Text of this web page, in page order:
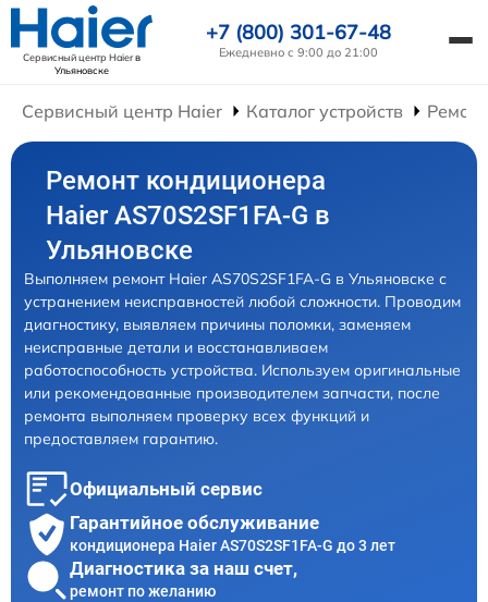
Сервисный центр Haierв
Ульяновске
+7 (800) 301-67-48
Ежедневно с 9:00 до 21:00
Сервисный центр Haier Каталог устройств
Ремонт кондиционера
Haier AS70S2SF1FA-G в
Ульяновске
Выполняем ремонт Haier AS70S2SF1FA-G в Ульяновске с
устранением неисправностей любой сложности. Проводим
диагностику, выявляем причины поломки, заменяем
неисправные детали и восстанавливаем
работоспособность устройства. Используем оригинальные
или рекомендованные производителем запчасти, после
ремонта выполняем проверку всех функций и
предоставляем гарантию.
Официальный сервис
Гарантийное обслуживание
кондиционера Haier AS70S2SF1FA-G до 3 лет
Диагностика за наш счет,
ремонт по желанию